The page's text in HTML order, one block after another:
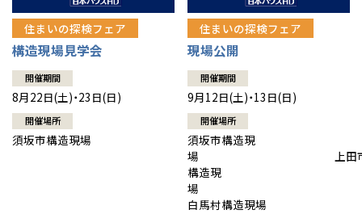
住まいの探検フェア
構造現場見学会
開催期間
8月22日(土)・23日(日)
開催場所
須坂市構造現場
住まいの探検フェア
現場公開
開催期間
9月12日(土)・13日(日)
開催場所
須坂市構造現
場 上田
構造現
白馬村構造現場